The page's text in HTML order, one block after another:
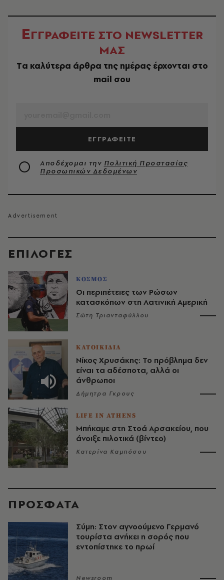
EΠΙΛΟΓΈΣ
ΚΟΣΜΟΣ
Οι περιπέτειες των Ρώσων
κατασκόπων στη Λατινική Αμερική
Σώτη Τριανταφύλλου
ΚΑΤΟΙΚΙΔΙΑ
Νίκος Χρυσάκης: Το πρόβλημα δεν
είναι τα αδέσποτα, αλλά οι
άνθρωποι
Δήμητρα Γκρους
LIFE IN ATHENS
Μπήκαμε στη Στοά Αρσακείου, που
άνοιξε πιλοτικά (βίντεο)
Κατερίνα Καμπόσου
ΕΓΓΡΑΦΕΙΤΕ ΣΤΟ NEWSLETTER
ΜΑΣ
Tα καλύτερα άρθρα της ημέρας έρχονται στο
mail σου
ΕΓΓΡΑΦΕΙΤΕ
Αποδέχομαι την Πολιτική Προστασίας
Προσωπικών Δεδομένων
ΠΡΟΣΦΑΤΑ
Σύμη: Στον αγνοούμενο Γερμανό
τουρίστα ανήκει η σορός που
εντοπίστηκε το πρωί
Newsroom